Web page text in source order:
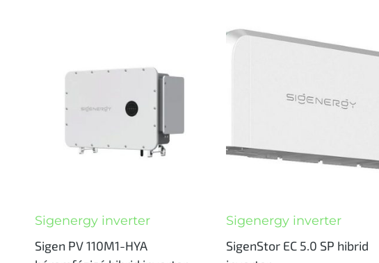
Sigenergy inverter
Sigen PV 110M1-HYA
Sigenergy inverter
SigenStor EC 5.0 SP hibrid